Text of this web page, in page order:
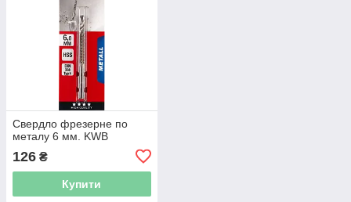
Свердло фрезерне по
металу 6 мм. KWB
126 ₴
Купити